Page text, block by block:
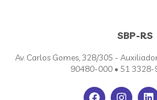
SBP-RS
Av. Carlos Gomes, 328/305 -
90480-000 • 51